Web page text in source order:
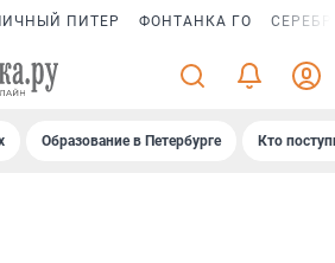
ПИТЕР ФОНТАНКА ГО
Образование в Петербурге Кто